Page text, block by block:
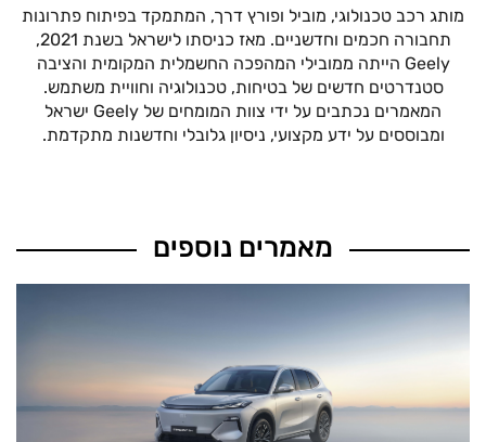
מותג רכב טכנולוגי, מוביל ופורץ דרך, המתמקד בפיתוח פתרונות
תחבורה חכמים וחדשניים. מאז כניסתו לישראל בשנת 2021,
Geely הייתה ממובילי המהפכה החשמלית המקומית והציבה
סטנדרטים חדשים של בטיחות, טכנולוגיה וחוויית משתמש.
המאמרים נכתבים על ידי צוות המומחים של Geely ישראל
ומבוססים על ידע מקצועי, ניסיון גלובלי וחדשנות מתקדמת.
מאמרים נוספים